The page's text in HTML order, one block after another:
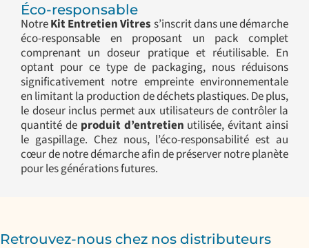
Éco-responsable
NotreKit Entretien Vitres s’inscrit dans une démarche
éco-responsable en proposant un pack complet
comprenant un doseur pratique et réutilisable. En
optant pour ce type de packaging, nous réduisons
significativement notre empreinte environnementale
en limitant la production de déchets plastiques. De plus,
le doseur inclus permet aux utilisateurs de contrôler la
quantité de produit d’entretien utilisée, évitant ainsi
le gaspillage. Chez nous, l’éco-responsabilité est au
cœur de notre démarche afin de préserver notre planète
pour les générations futures.
Retrouvez-nous chez nos distributeurs